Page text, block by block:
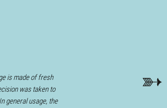
is made of fresh
was taken to
general usage, the